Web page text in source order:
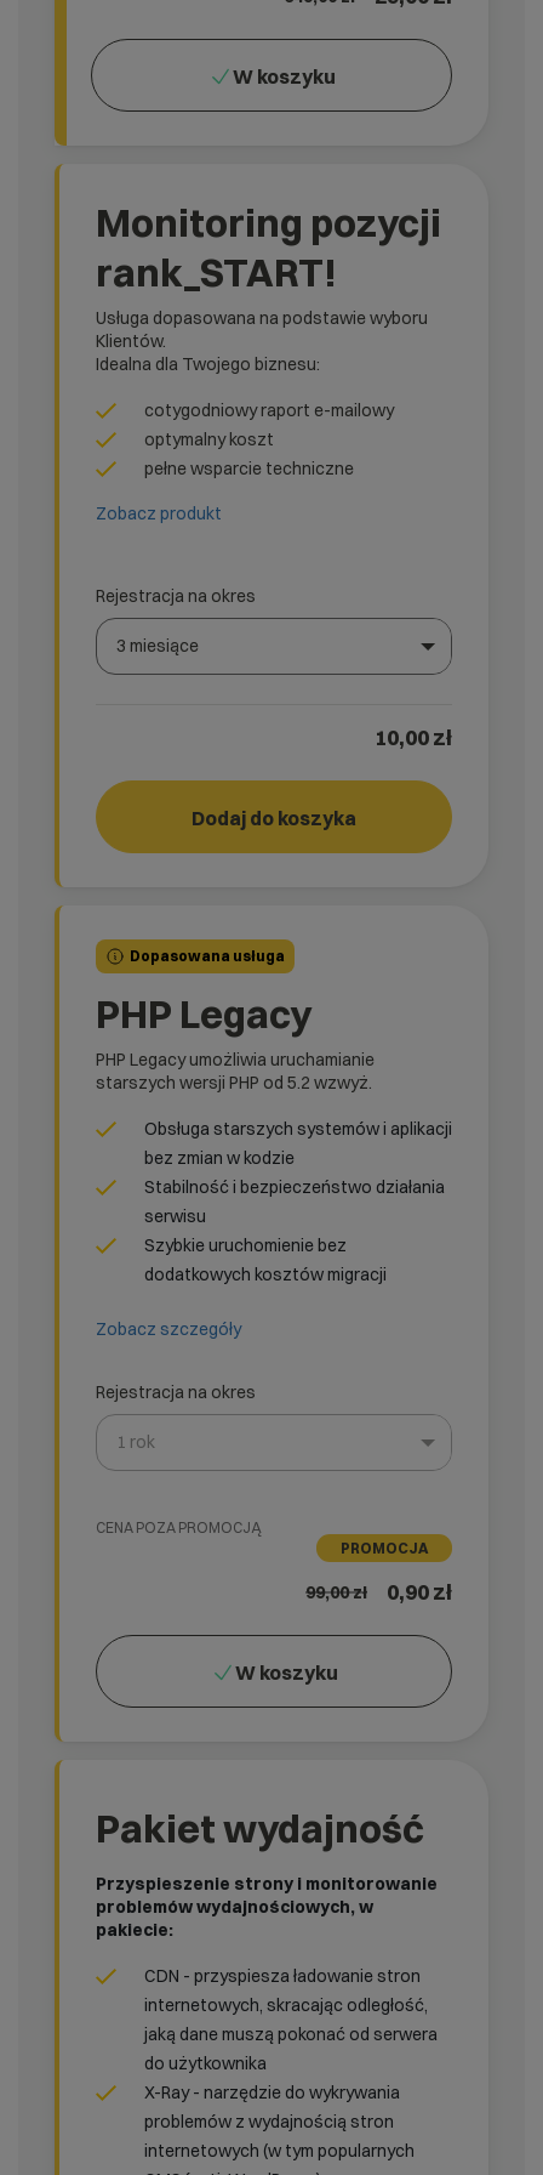
W koszyku
Monitoring pozycji
rank_START!
Usługa dopasowana na podstawie wyboru
Klientów.
Idealna dla Twojego biznesu:
cotygodniowy raport e-mailowy
optymalny koszt
pełne wsparcie techniczne
Zobacz produkt
Rejestracja na okres
3 miesiące
10,00 zł
Dodaj do koszyka START!
Dopasowana usługa
PHP Legacy
PHP Legacy umożliwia uruchamianie
starszych wersji PHP od 5.2 wzwyż.
Obsługa starszych systemów i aplikacji
bez zmian w kodzie
Stabilność i bezpieczeństwo działania
serwisu
Szybkie uruchomienie bez
dodatkowych kosztów migracji
Zobacz szczegóły
Rejestracja na okres
1 rok
CENA POZA PROMOCJĄ
PROMOCJA
99,00zł 0,90 zł
W koszyku
Pakiet wydajność
Przyspieszenie strony i monitorowanie
problemów wydajnościowych, w
pakiecie:
CDN - przyspiesza ładowanie stron
internetowych, skracając odległość,
jaką dane muszą pokonać od serwera
do użytkownika
X-Ray - narzędzie do wykrywania
problemów z wydajnością stron
internetowych (w tym popularnych